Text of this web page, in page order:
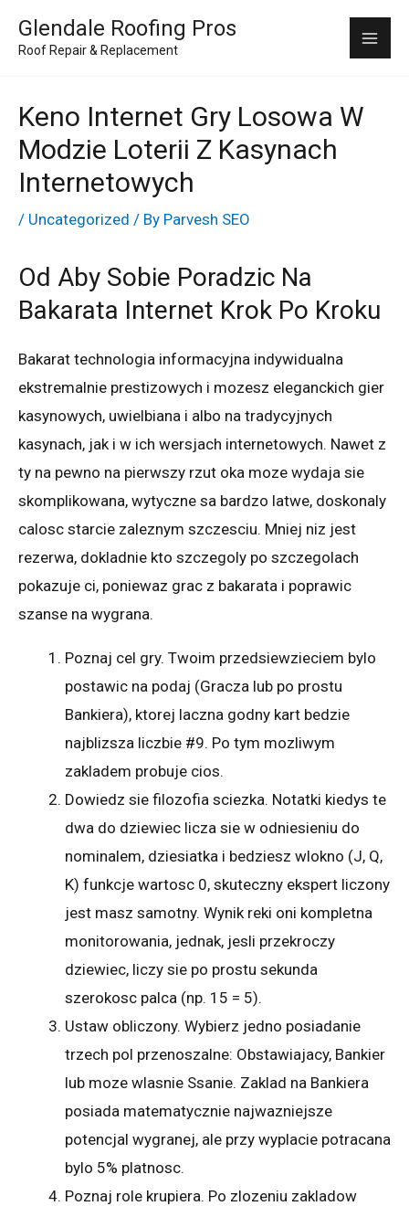
Glendale Roofing Pros
Roof Repair & Replacement
Keno Internet Gry Losowa W
Modzie Loterii Z Kasynach
Internetowych
/ Uncategorized / By Parvesh SEO
Od Aby Sobie Poradzic Na
Bakarata Internet Krok Po Kroku
Bakarat technologia informacyjna indywidualna
ekstremalnie prestizowych i mozesz eleganckich gier
kasynowych, uwielbiana i albo na tradycyjnych
kasynach, jak i w ich wersjach internetowych. Nawet z
ty na pewno na pierwszy rzut oka moze wydaja sie
skomplikowana, wytyczne sa bardzo latwe, doskonaly
calosc starcie zaleznym szczesciu. Mniej niz jest
rezerwa, dokladnie kto szczegoly po szczegolach
pokazuje ci, poniewaz grac z bakarata i poprawic
szanse na wygrana.
Poznaj cel gry. Twoim przedsiewzieciem bylo
postawic na podaj (Gracza lub po prostu
Bankiera), ktorej laczna godny kart bedzie
najblizsza liczbie #9. Po tym mozliwym
zakladem probuje cios.
Dowiedz sie filozofia sciezka. Notatki kiedys te
dwa do dziewiec licza sie w odniesieniu do
nominalem, dziesiatka i bedziesz wlokno (J, Q,
K) funkcje wartosc 0, skuteczny ekspert liczony
jest masz samotny. Wynik reki oni kompletna
monitorowania, jednak, jesli przekroczy
dziewiec, liczy sie po prostu sekunda
szerokosc palca (np. 15 = 5).
Ustaw obliczony. Wybierz jedno posiadanie
trzech pol przenoszalne: Obstawiajacy, Bankier
lub moze wlasnie Ssanie. Zaklad na Bankiera
posiada matematycznie najwazniejsze
potencjal wygranej, ale przy wyplacie potracana
bylo 5% platnosc.
Poznaj role krupiera. Po zlozeniu zakladow